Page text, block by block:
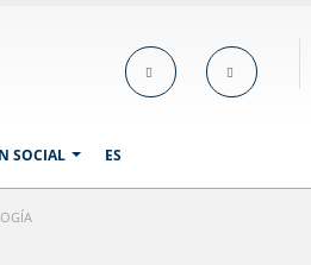
SOCIAL ES